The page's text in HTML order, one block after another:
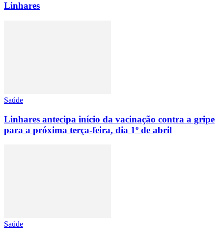
Linhares
Saúde
Linhares antecipa início da vacinação contra a gripe
para a próxima terça-feira, dia 1º de abril
Saúde